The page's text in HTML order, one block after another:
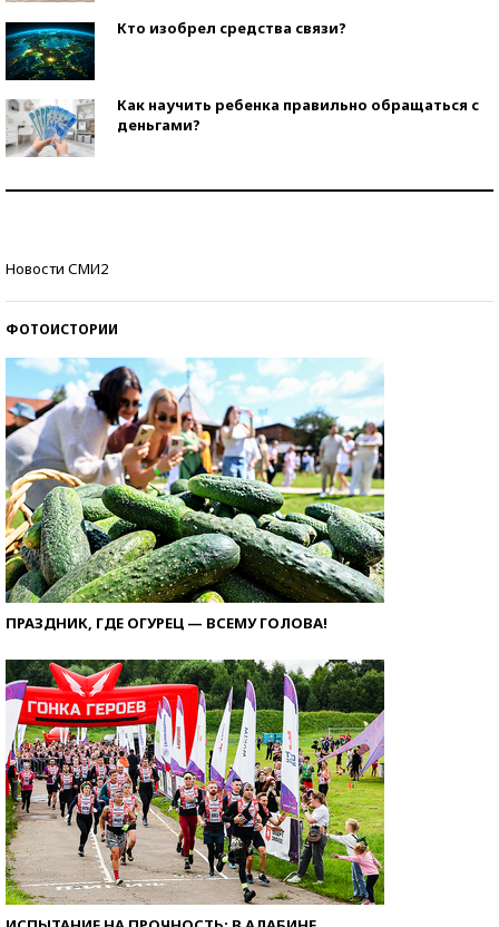
Кто изобрел средства связи?
Как научить ребенка правильно обращаться с
деньгами?
Новости СМИ2
ФОТОИСТОРИИ
ПРАЗДНИК, ГДЕ ОГУРЕЦ — ВСЕМУ ГОЛОВА!